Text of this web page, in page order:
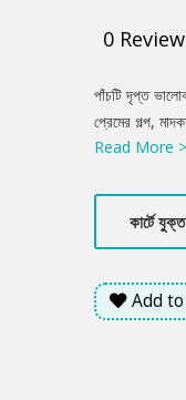
0 Review
Product
পাঁচটি দৃপ্ত
প্রেমের গল্প,
মেয়ের শত
গল্পগুলোর মাঝেই
কিংবা
Read More >
কার্টে
Add